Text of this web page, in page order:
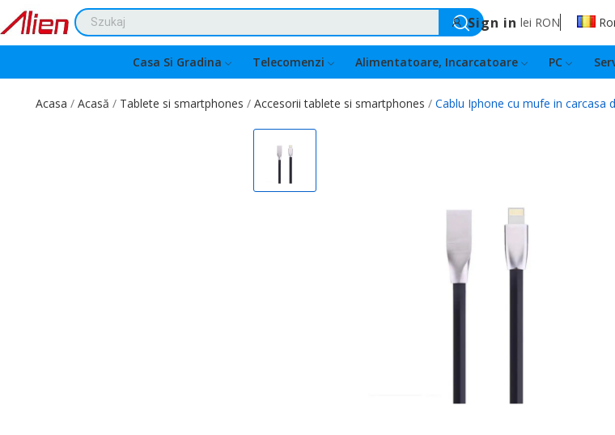
Sign in lei RON
Casa Si Gradina
Telecomenzi Alimentatoare, Incarcatoare PC
Acasa Acasă Tablete si smartphones Accesorii tablete si smartphones Cablu Iphone cu mufe in carcasa